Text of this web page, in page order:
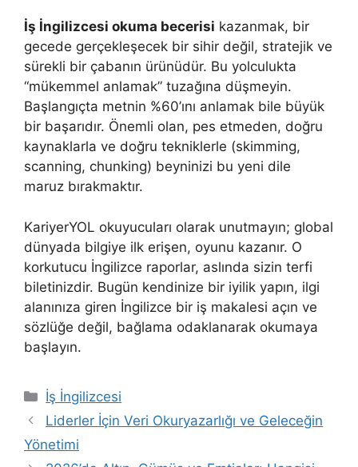
İş İngilizcesi okuma becerisi kazanmak, bir
gecede gerçekleşecek bir sihir değil, stratejik ve
sürekli bir çabanın ürünüdür. Bu yolculukta
“mükemmel anlamak” tuzağına düşmeyin.
Başlangıçta metnin %60’ını anlamak bile büyük
bir başarıdır. Önemli olan, pes etmeden, doğru
kaynaklarla ve doğru tekniklerle (skimming,
scanning, chunking) beyninizi bu yeni dile
maruz bırakmaktır.
KariyerYOL okuyucuları olarak unutmayın; global
dünyada bilgiye ilk erişen, oyunu kazanır. O
korkutucu İngilizce raporlar, aslında sizin terfi
biletinizdir. Bugün kendinize bir iyilik yapın, ilgi
alanınıza giren İngilizce bir iş makalesi açın ve
sözlüğe değil, bağlama odaklanarak okumaya
başlayın.
Kategoriler
İş İngilizcesi
Liderler İçin Veri Okuryazarlığı ve Geleceğin
Yönetimi